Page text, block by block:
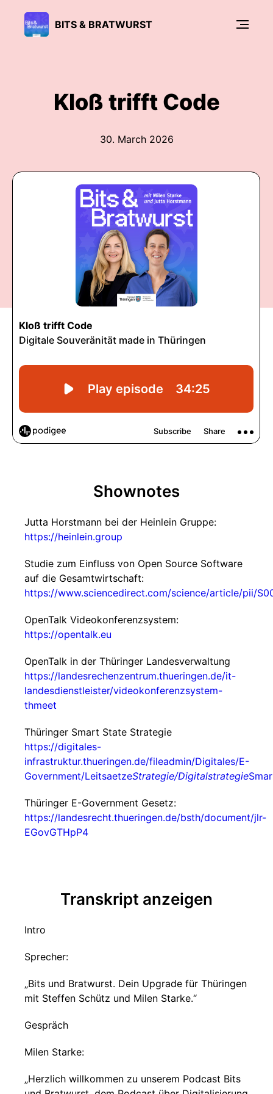
BITS & BRATWURST
Kloß trifft Code
30. March 2026
Shownotes
Jutta Horstmann bei der Heinlein Gruppe:
https://heinlein.group
Studie zum Einfluss von Open Source Software
auf die Gesamtwirtschaft:
https://www.sciencedirect.com/science/article/pii/
OpenTalk Videokonferenzsystem:
https://opentalk.eu
OpenTalk in der Thüringer Landesverwaltung
https://landesrechenzentrum.thueringen.de/it-
landesdienstleister/videokonferenzsystem-
thmeet
Thüringer Smart State Strategie
https://digitales-
infrastruktur.thueringen.de/fileadmin/Digitales/E-
Government/LeitsaetzeStrategie/Digitalstrategie
Thüringer E-Government Gesetz:
https://landesrecht.thueringen.de/bsth/document/jlr-
EGovGTHpP4
Transkript anzeigen
Intro
Sprecher:
„Bits und Bratwurst. Dein Upgrade für Thüringen
mit Steffen Schütz und Milen Starke.“
Gespräch
Milen Starke:
„Herzlich willkommen zu unserem Podcast Bits